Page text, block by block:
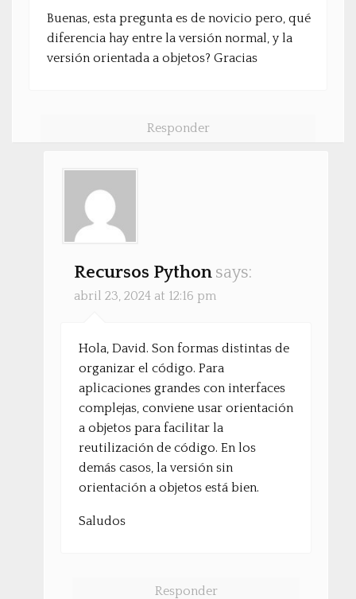
Buenas, esta pregunta es de novicio pero, qué
diferencia hay entre la versión normal, y la
versión orientada a objetos? Gracias
Responder
Recursos Python says:
abril 23, 2024 at 12:16 pm
Hola, David. Son formas distintas de
organizar el código. Para
aplicaciones grandes con interfaces
complejas, conviene usar orientación
a objetos para facilitar la
reutilización de código. En los
demás casos, la versión sin
orientación a objetos está bien.
Saludos
Responder